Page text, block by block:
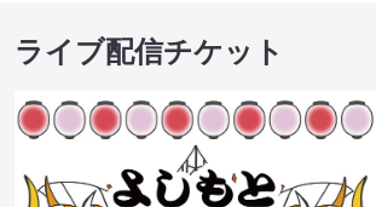
ライブ配信チケット